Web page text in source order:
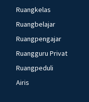
Ruangkelas
Ruangbelajar
Ruangpengajar
Ruangguru Privat
Ruangpeduli
Airis